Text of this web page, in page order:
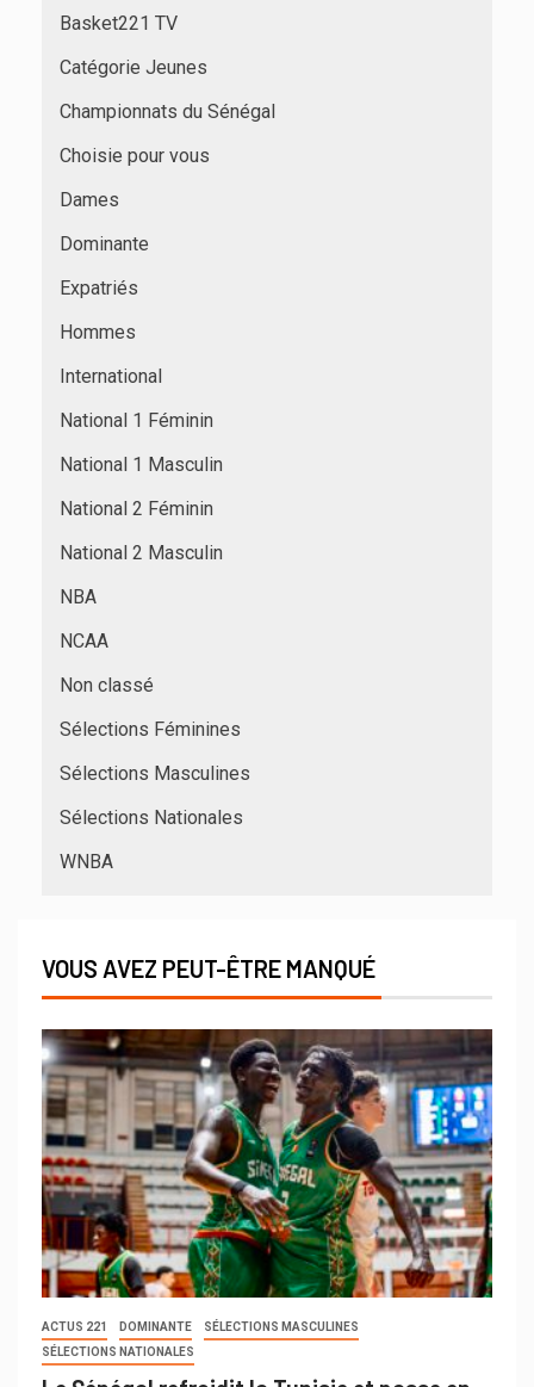
Basket221 TV
Catégorie Jeunes
Championnats du Sénégal
Choisie pour vous
Dames
Dominante
Expatriés
Hommes
International
National 1 Féminin
National 1 Masculin
National 2 Féminin
National 2 Masculin
NBA
NCAA
Non classé
Sélections Féminines
Sélections Masculines
Sélections Nationales
WNBA
VOUS AVEZ PEUT-ÊTRE MANQUÉ
ACTUS 221 DOMINANTE
SÉLECTIONS MASCULINES
SÉLECTIONS NATIONALES